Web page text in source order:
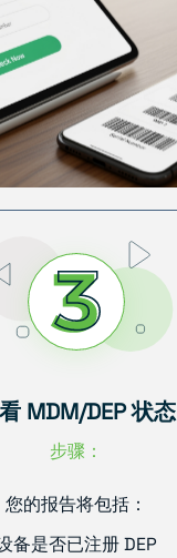
MDM/DEP 状态
步骤：
您的报告将包括：
备是否已注册 DEP